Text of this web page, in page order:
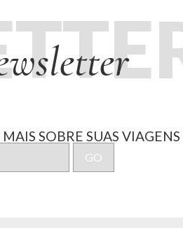
SOBRE SUAS VIAGENS